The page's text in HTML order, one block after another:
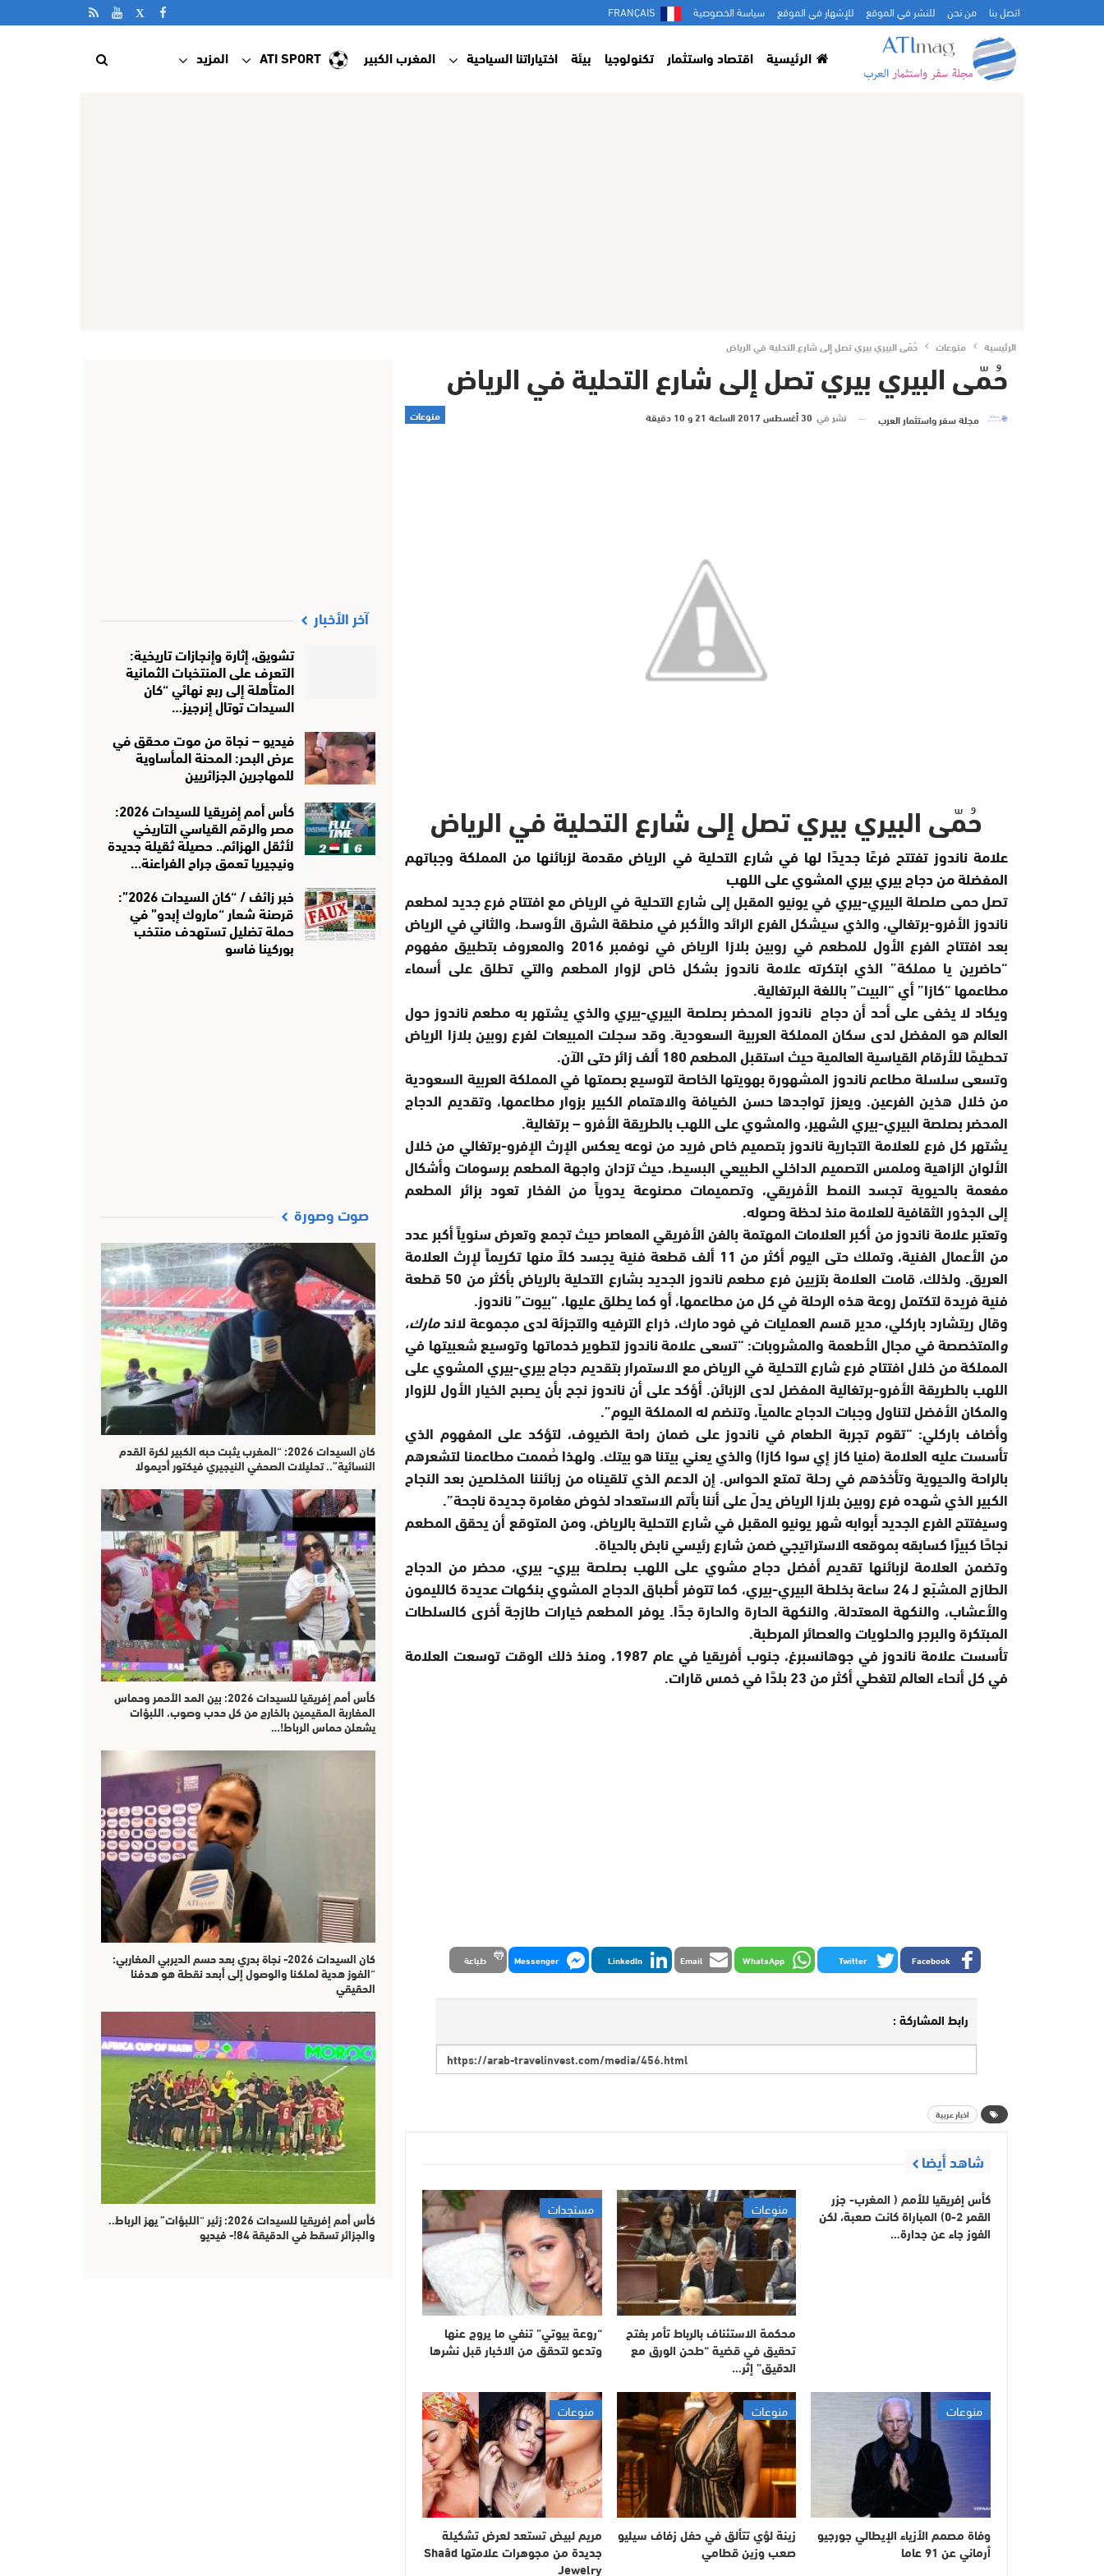
اتصل بنا من نحن للنشر في الموقع للإشهار في الموقع سياسة الخصوصية FRANÇAIS
الرئيسية اقتصاد واستثمار تكنولوجيا بيئة اختياراتنا السياحية المغرب الكبير ATI SPORT المزيد
الرئيسية منوعات حُمّى البيري بيري تصل إلى شارع التحلية في الرياض
حُمّى البيري بيري تصل إلى شارع التحلية في الرياض
منوعات مجلة سفر واستثمار العرب نشر في 30 أغسطس 2017 الساعة 21 و 10 دقيقة
حُمّى البيري بيري تصل إلى شارع التحلية في الرياض
علامة ناندوز تفتتح فرعًا جديدًا لها في شارع التحلية في الرياض مقدمة لزبائنها من المملكة وجباتهم
المفضلة من دجاج بيري بيري المشوي على اللهب
تصل حمى صلصلة البيري-بيري في يونيو المقبل إلى شارع التحلية في الرياض مع افتتاح فرع جديد لمطعم
ناندوز الأفرو-برتغالي، والذي سيشكل الفرع الرائد والأكبر في منطقة الشرق الأوسط، والثاني في الرياض
بعد افتتاح الفرع الأول للمطعم في روبين بلازا الرياض في نوفمبر 2016 والمعروف بتطبيق مفهوم
“حاضرين يا مملكة” الذي ابتكرته علامة ناندوز بشكل خاص لزوار المطعم والتي تطلق على أسماء
مطاعمها “كازا” أي “البيت” باللغة البرتغالية.
ويكاد لا يخفى على أحد أن دجاج ناندوز المحضر بصلصة البيري-بيري والذي يشتهر به مطعم ناندوز حول
العالم هو المفضل لدى سكان المملكة العربية السعودية. وقد سجلت المبيعات لفرع روبين بلازا الرياض
تحطيمًا للأرقام القياسية العالمية حيث استقبل المطعم 180 ألف زائر حتى الآن.
وتسعى سلسلة مطاعم ناندوز المشهورة بهويتها الخاصة لتوسيع بصمتها في المملكة العربية السعودية
من خلال هذين الفرعين. ويعزز تواجدها حسن الضيافة والاهتمام الكبير بزوار مطاعمها، وتقديم الدجاج
المحضر بصلصة البيري-بيري الشهير، والمشوي على اللهب بالطريقة الأفرو – برتغالية.
يشتهر كل فرع للعلامة التجارية ناندوز بتصميم خاص فريد من نوعه يعكس الإرث الإفرو-برتغالي من خلال
الألوان الزاهية وملمس التصميم الداخلي الطبيعي البسيط، حيث تزدان واجهة المطعم برسومات وأشكال
مفعمة بالحيوية تجسد النمط الأفريقي، وتصميمات مصنوعة يدوياً من الفخار تعود بزائر المطعم
إلى الجذور الثقافية للعلامة منذ لحظة وصوله.
وتعتبر علامة ناندوز من أكبر العلامات المهتمة بالفن الأفريقي المعاصر حيث تجمع وتعرض سنوياً أكبر عدد
من الأعمال الفنية، وتملك حتى اليوم أكثر من 11 ألف قطعة فنية يجسد كلاً منها تكريماً لإرث العلامة
العريق. ولذلك، قامت العلامة بتزيين فرع مطعم ناندوز الجديد بشارع التحلية بالرياض بأكثر من 50 قطعة
فنية فريدة لتكتمل روعة هذه الرحلة في كل من مطاعمها، أو كما يطلق عليها، “بيوت” ناندوز.
وقال ريتشارد باركلي، مدير قسم العمليات في فود مارك، ذراع الترفيه والتجزئة لدى مجموعة لاندمارك،
والمتخصصة في مجال الأطعمة والمشروبات: “تسعى علامة ناندوز لتطوير خدماتها وتوسيع شعبيتها في
المملكة من خلال افتتاح فرع شارع التحلية في الرياض مع الاستمرار بتقديم دجاج بيري-بيري المشوي على
اللهب بالطريقة الأفرو-برتغالية المفضل لدى الزبائن. أؤكد على أن ناندوز نجح بأن يصبح الخيار الأول للزوار
والمكان الأفضل لتناول وجبات الدجاج عالمياّ، وتنضم له المملكة اليوم”.
وأضاف باركلي: “تقوم تجربة الطعام في ناندوز على ضمان راحة الضيوف، لتؤكد على المفهوم الذي
تأسست عليه العلامة (منيا كاز إي سوا كازا) والذي يعني بيتنا هو بيتك. ولهذا صُممت مطاعمنا لتشعرهم
بالراحة والحيوية وتأخذهم في رحلة تمتع الحواس. إن الدعم الذي تلقيناه من زبائننا المخلصين بعد النجاح
الكبير الذي شهده فرع روبين بلازا الرياض يدلّ على أننا بأتم الاستعداد لخوض مغامرة جديدة ناجحة”.
وسيفتتح الفرع الجديد أبوابه شهر يونيو المقبل في شارع التحلية بالرياض، ومن المتوقع أن يحقق المطعم
نجاحًا كبيرًا كسابقه بموقعه الاستراتيجي ضمن شارع رئيسي نابض بالحياة.
وتضمن العلامة لزبائنها تقديم أفضل دجاج مشوي على اللهب بصلصة بيري- بيري، محضر من الدجاج
الطازج المشبّع لـ 24 ساعة بخلطة البيري-بيري، كما تتوفر أطباق الدجاج المشوي بنكهات عديدة كالليمون
والأعشاب، والنكهة المعتدلة، والنكهة الحارة والحارة جدًا. يوفر المطعم خيارات طازجة أخرى كالسلطات
المبتكرة والبرجر والحلويات والعصائر المرطبة.
تأسست علامة ناندوز في جوهانسبرغ، جنوب أفريقيا في عام 1987، ومنذ ذلك الوقت توسعت العلامة
في كل أنحاء العالم لتغطي أكثر من 23 بلدًا في خمس قارات.
Facebook
Twitter
WhatsApp
Email
LinkedIn
Messenger طباعة
رابط المشاركة :
اخبار عربية
شاهد أيضا
كأس إفريقيا للأمم ( المغرب- جزر
القمر 2-0) المباراة كانت صعبة، لكن
الفوز جاء عن جدارة…
منوعات
محكمة الاستئناف بالرباط تأمر بفتح
تحقيق في قضية “طحن الورق مع
الدقيق” إثر…
مستجدات
“روعة بيوتي” تنفي ما يروج عنها
وتدعو لتحقق من الاخبار قبل نشرها
منوعات
وفاة مصمم الأزياء الإيطالي جورجيو
أرماني عن 91 عاما
منوعات
زينة لؤي تتألق في حفل زفاف سيليو
صعب وزين قطامي
منوعات
مريم لبيض تستعد لعرض تشكيلة
جديدة من مجوهرات علامتها Shaâd
Jewelry
آخر الأخبار
تشويق، إثارة وإنجازات تاريخية:
التعرف على المنتخبات الثمانية
المتأهلة إلى ربع نهائي “كان
السيدات توتال إنرجيز…
فيديو – نجاة من موت محقق في
عرض البحر: المحنة المأساوية
للمهاجرين الجزائريين
كأس أمم إفريقيا للسيدات 2026:
مصر والرقم القياسي التاريخي
لأثقل الهزائم.. حصيلة ثقيلة جديدة
ونيجيريا تعمق جراح الفراعنة…
خبر زائف / “كان السيدات 2026”:
قرصنة شعار “ماروك إبدو” في
حملة تضليل تستهدف منتخب
بوركينا فاسو
صوت وصورة
​كان السيدات 2026: “المغرب يثبت حبه الكبير لكرة القدم
النسائية”.. تحليلات الصحفي النيجيري فيكتور أديمولا
كأس أمم إفريقيا للسيدات 2026: بين المد الأحمر وحماس
المغاربة المقيمين بالخارج من كل حدب وصوب، اللبؤات
يشعلن حماس الرباط!…
كان السيدات 2026- نجاة بدري بعد حسم الديربي المغاربي:
“الفوز هدية لملكنا والوصول إلى أبعد نقطة هو هدفنا
الحقيقي
كأس أمم إفريقيا للسيدات 2026: زئير “اللبؤات” يهز الرباط..
والجزائر تسقط في الدقيقة 84!- فيديو